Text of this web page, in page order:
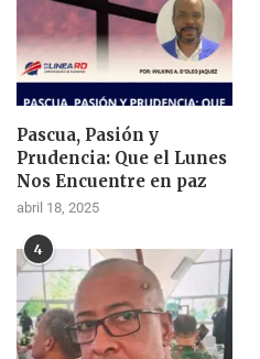
Pascua, Pasión y
Prudencia: Que el Lunes
Nos Encuentre en paz
abril 18, 2025
4